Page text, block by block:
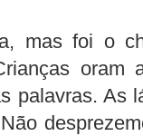
mas foi o
oram
palavras. As